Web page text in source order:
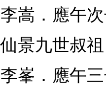
李嵩．應午
仙景九世叔祖
李峯．應午